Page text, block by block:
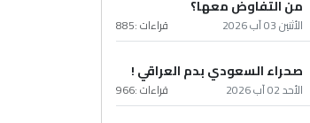
من التفاوض معها؟
الأثنين 03 آب 2026 قراءات :885
صحراء السعودي بدم العراقي !
الأحد 02 آب 2026 قراءات :966